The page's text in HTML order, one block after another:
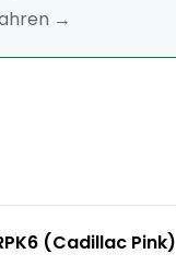
→
(Cadillac Pink)